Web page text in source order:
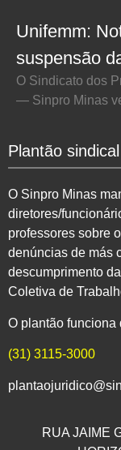
Unifemm:
suspensão
O Sindicato dos
— Sinpro Minas
Plantão sindical
O Sinpro Minas
diretores/
professores sobre
denúncias de más
descumprimento
Coletiva de
O plantão funciona
(31) 3115-3000
RUA JAIME